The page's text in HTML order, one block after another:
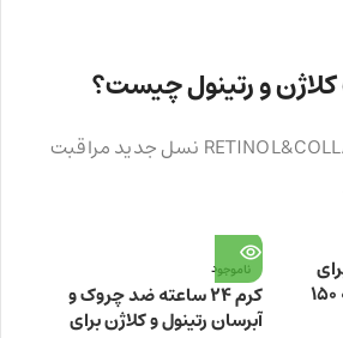
و رتینول چیست؟
لاین RETINOL&COLLAGEN meduza نسل جدید مراقبت
صورت، گردن و دکولته 150
ناموجود
کرم ۲۴ ساعته ضد چروک و
آبرسان رتینول و کلاژن برای